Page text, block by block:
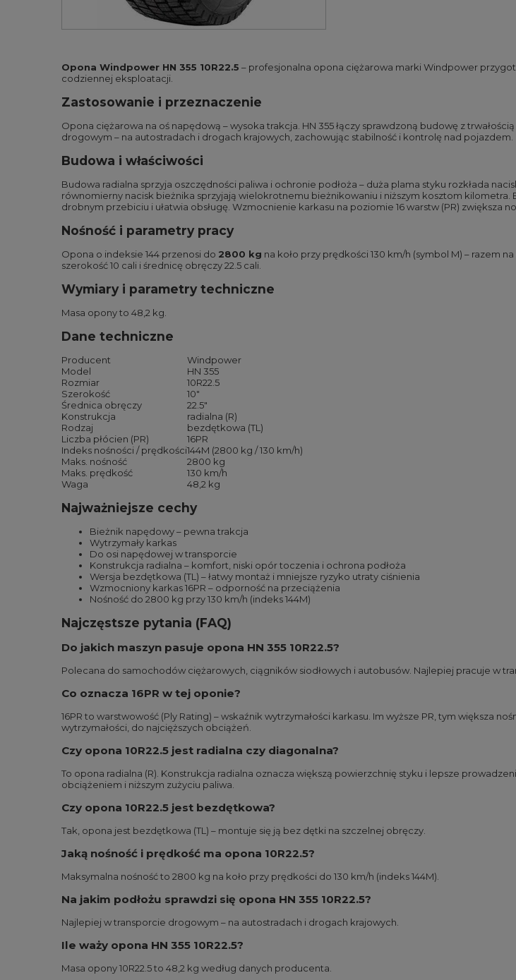
Opona Windpower HN 355 10R22.5 – profesjonalna opona ciężarowa marki Windpower
codziennej eksploatacji.
Zastosowanie i przeznaczenie
Opona ciężarowa na oś napędową – wysoka trakcja. HN 355 łączy sprawdzoną budowę z
drogowym – na autostradach i drogach krajowych, zachowując stabilność i kontrolę nad pojazdem.
Budowa i właściwości
Budowa radialna sprzyja oszczędności paliwa i ochronie podłoża – duża plama styku rozkłada
równomierny nacisk bieżnika sprzyjają wielokrotnemu bieżnikowaniu i niższym kosztom
drobnym przebiciu i ułatwia obsługę. Wzmocnienie karkasu na poziomie 16 warstw (PR)
Nośność i parametry pracy
Opona o indeksie 144 przenosi do 2800 kg na koło przy prędkości 130 km/h (symbol M) – razem
szerokość 10 cali i średnicę obręczy 22.5 cali.
Wymiary i parametry techniczne
Masa opony to 48,2 kg.
Dane techniczne
Producent
Windpower
Model
HN 355
Rozmiar
10R22.5
Szerokość
10″
Średnica obręczy
22.5″
Konstrukcja
radialna (R)
Rodzaj
bezdętkowa (TL)
Liczba płócien (PR)
16PR
Indeks nośności / prędkości144M (2800 kg / 130 km/h)
Maks. nośność
2800 kg
Maks. prędkość
130 km/h
Waga
48,2 kg
Najważniejsze cechy
Bieżnik napędowy – pewna trakcja
Wytrzymały karkas
Do osi napędowej w transporcie
Konstrukcja radialna – komfort, niski opór toczenia i ochrona podłoża
Wersja bezdętkowa (TL) – łatwy montaż i mniejsze ryzyko utraty ciśnienia
Wzmocniony karkas 16PR – odporność na przeciążenia
Nośność do 2800 kg przy 130 km/h (indeks 144M)
Najczęstsze pytania (FAQ)
Do jakich maszyn pasuje opona HN 355 10R22.5?
Polecana do samochodów ciężarowych, ciągników siodłowych i autobusów. Najlepiej pracuje w
Co oznacza 16PR w tej oponie?
16PR to warstwowość (Ply Rating) – wskaźnik wytrzymałości karkasu. Im wyższe PR, tym większa
wytrzymałości, do najcięższych obciążeń.
Czy opona 10R22.5 jest radialna czy diagonalna?
To opona radialna (R). Konstrukcja radialna oznacza większą powierzchnię styku i lepsze
obciążeniem i niższym zużyciu paliwa.
Czy opona 10R22.5 jest bezdętkowa?
Tak, opona jest bezdętkowa (TL) – montuje się ją bez dętki na szczelnej obręczy.
Jaką nośność i prędkość ma opona 10R22.5?
Maksymalna nośność to 2800 kg na koło przy prędkości do 130 km/h (indeks 144M).
Na jakim podłożu sprawdzi się opona HN 355 10R22.5?
Najlepiej w transporcie drogowym – na autostradach i drogach krajowych.
Ile waży opona HN 355 10R22.5?
Masa opony 10R22.5 to 48,2 kg według danych producenta.